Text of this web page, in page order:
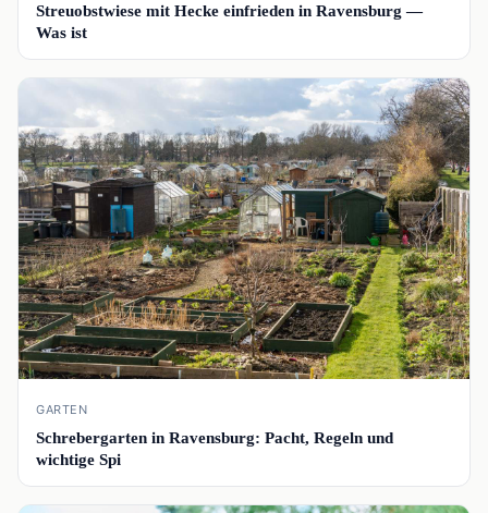
Streuobstwiese mit Hecke einfrieden in Ravensburg —
Was ist
GARTEN
Schrebergarten in Ravensburg: Pacht, Regeln und
wichtige Spi